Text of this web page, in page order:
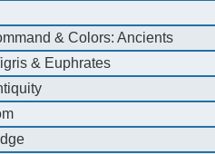
& Colors: Ancients
& Euphrates